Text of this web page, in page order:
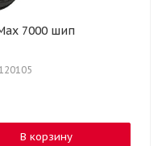
7000 шип
В корзину